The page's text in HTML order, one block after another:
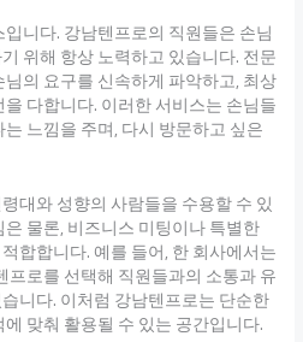
니다. 강남텐프로의 직원들은 손님
위해 항상 노력하고 있습니다. 전문
의 요구를 신속하게 파악하고, 최상
다합니다. 이러한 서비스는 손님들
느낌을 주며, 다시 방문하고 싶은
대와 성향의 사람들을 수용할 수 있
물론, 비즈니스 미팅이나 특별한
합합니다. 예를 들어, 한 회사에서는
프로를 선택해 직원들과의 소통과 유
니다. 이처럼 강남텐프로는 단순한
맞춰 활용될 수 있는 공간입니다.